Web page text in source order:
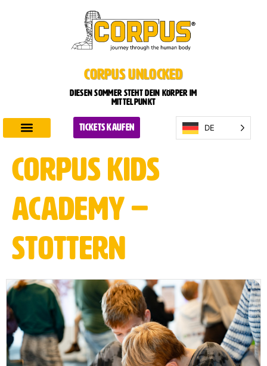
CORPUS UNLOCKED
Diesen Sommer steht dein Körper im
Mittelpunkt
TICKETS KAUFEN DE
CORPUS Kids
Academy –
Stottern